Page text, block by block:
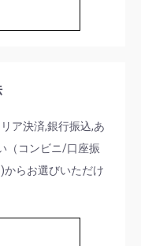
ア決済,銀行振込,あ
（コンビニ/口座振
らお選びいただけ